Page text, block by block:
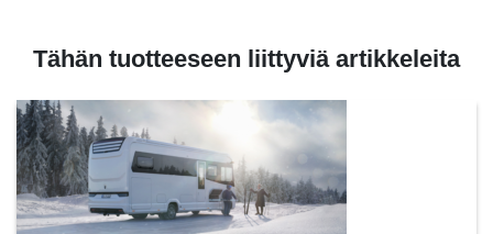
Tähän tuotteeseen liittyviä artikkeleita